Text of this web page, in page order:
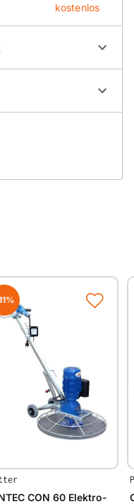
kostenlos
zum Anschluss
58 und 65 mm
CON 60 Elektro-